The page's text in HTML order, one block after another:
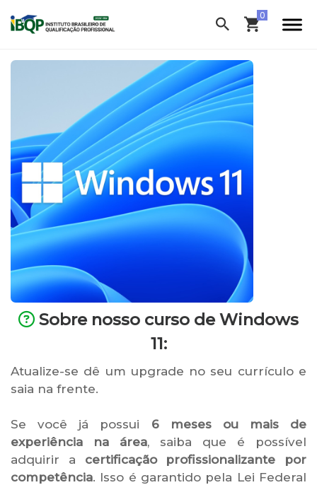
Sobre nosso curso de Windows
11:
Atualize-se dê um upgrade no seu currículo e
saia na frente.
Se você já possui 6 meses ou mais de
experiência na área, saiba que é possível
adquirir a certificação profissionalizante por
competência. Isso é garantido pela Lei Federal